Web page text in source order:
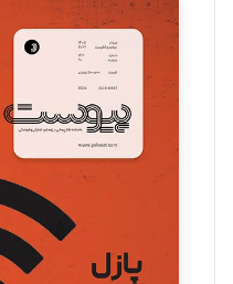
سروش کرمیان
تحریریه
مینا پاکدل
یسنا امان‌پور